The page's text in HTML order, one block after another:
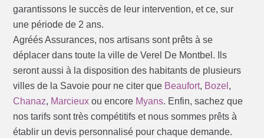
garantissons le succès de leur intervention, et ce, sur
une période de 2 ans.
Agréés Assurances, nos artisans sont prêts à se
déplacer dans toute la ville de Verel De Montbel. Ils
seront aussi à la disposition des habitants de plusieurs
villes de la Savoie pour ne citer que Beaufort, Bozel ,
Chanaz, Marcieux ou encore Myans. Enfin, sachez que
nos tarifs sont très compétitifs et nous sommes prêts à
établir un devis personnalisé pour chaque demande.